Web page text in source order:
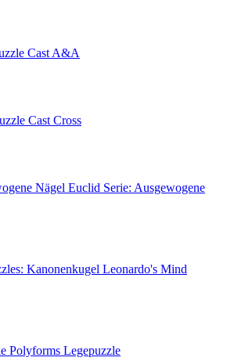
Cast A&A
Cast Cross
Euclid Serie: Ausgewogene
Leonardo's Mind
Polyforms Legepuzzle